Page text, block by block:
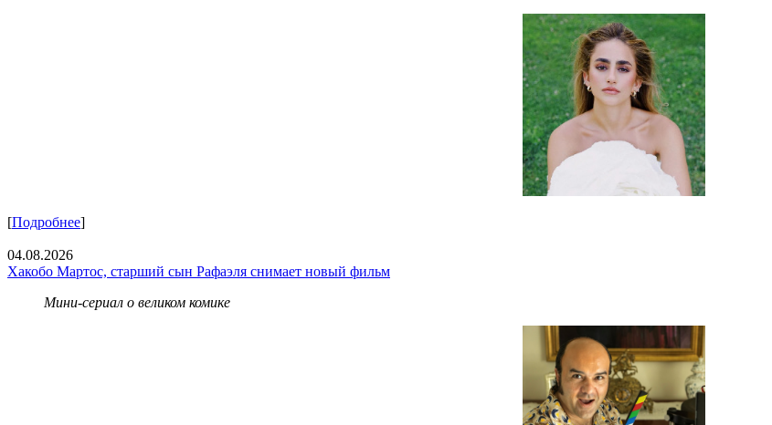
[Подробнее]
04.08.2026
Хакобо Мартос, старший сын Рафаэля снимает новый фильм
Мини-сериал о великом комике